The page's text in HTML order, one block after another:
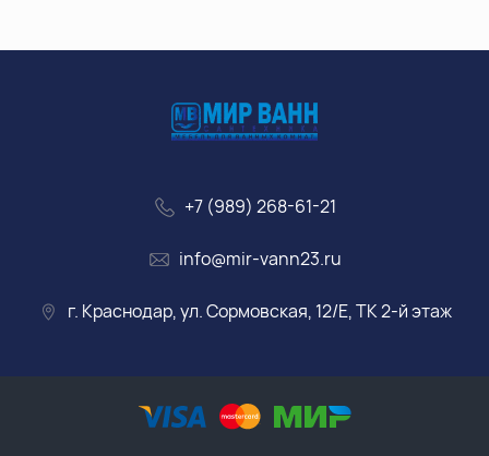
+7 (989) 268-61-21
info@mir-vann23.ru
г. Краснодар, ул. Сормовская, 12/Е, ТК 2-й этаж